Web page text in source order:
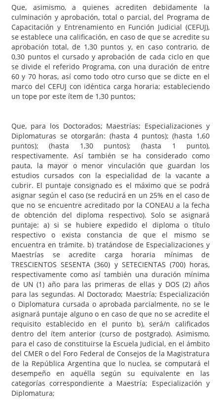
Que, asimismo, a quienes acrediten debidamente la
culminación y aprobación, total o parcial, del Programa de
Capacitación y Entrenamiento en Función Judicial (CEFUJ),
se establece una calificación, en caso de que se acredite su
aprobación total, de 1,30 puntos y, en caso contrario, de
0,30 puntos el cursado y aprobación de cada ciclo en que
se divide el referido Programa, con una duración de entre
60 y 70 horas, así como todo otro curso que se dicte en el
marco del CEFUJ con idéntica carga horaria; estableciendo
un tope por este ítem de 1,30 puntos;
Que, para los Doctorados; Maestrías; Especializaciones y
Diplomaturas se otorgarán: (hasta 4 puntos); (hasta 1,60
puntos); (hasta 1,30 puntos); (hasta 1 punto),
respectivamente. Así también se ha considerado como
pauta, la mayor o menor vinculación que guardan los
estudios cursados con la especialidad de la vacante a
cubrir. El puntaje consignado es el máximo que se podrá
asignar según el caso (se reducirá en un 25% en el caso de
que no se encuentre acreditado por la CONEAU a la fecha
de obtención del diploma respectivo). Solo se asignará
puntaje: a) si se hubiere expedido el diploma o título
respectivo o exista constancia de que el mismo se
encuentra en trámite. b) tratándose de Especializaciones y
Maestrías se acredite carga horaria mínimas de
TRESCIENTOS SESENTA (360) y SETECIENTAS (700) horas,
respectivamente como así también una duración mínima
de UN (1) año para las primeras de ellas y DOS (2) años
para las segundas. Al Doctorado; Maestría; Especialización
o Diplomatura cursada o aprobada parcialmente, no se le
asignará puntaje alguno o en caso de que no se acredite el
requisito establecido en el punto b), será/n calificados
dentro del ítem anterior (curso de postgrado). Asimismo,
para el caso de constituirse la Escuela Judicial, en el ámbito
del CMER o del Foro Federal de Consejos de la Magistratura
de la República Argentina que lo nuclea, se computará el
desempeño en aquélla según su equivalente en las
categorías correspondiente a Maestría; Especialización y
Diplomatura;